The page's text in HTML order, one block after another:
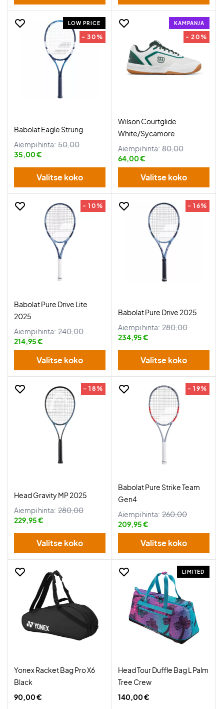
LOW PRICE
- 30%
Babolat Eagle Strung
Aiempi hinta: 50,00
35,00 €
Valitse koko
KAMPANJA
- 20%
Wilson Courtglide
White/Sycamore
Aiempi hinta: 80,00
64,00 €
Valitse koko
- 10%
Babolat Pure Drive Lite
2025
Aiempi hinta: 240,00
214,95 €
Valitse koko
- 16%
Babolat Pure Drive 2025
Aiempi hinta: 280,00
234,95 €
Valitse koko
- 18%
Head Gravity MP 2025
Aiempi hinta: 280,00
229,95 €
Valitse koko
- 19%
Babolat Pure Strike Team
Gen4
Aiempi hinta: 260,00
209,95 €
Valitse koko
Yonex Racket Bag Pro X6
Black
90,00 €
LIMITED
Head Tour Duffle Bag L Palm
Tree Crew
140,00 €